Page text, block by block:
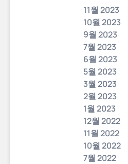
11월 2023
10월 2023
9월 2023
7월 2023
6월 2023
5월 2023
3월 2023
2월 2023
1월 2023
12월 2022
11월 2022
10월 2022
7월 2022